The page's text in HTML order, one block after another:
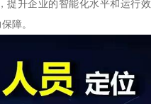
提升企业的智能化水平和运行效
障。